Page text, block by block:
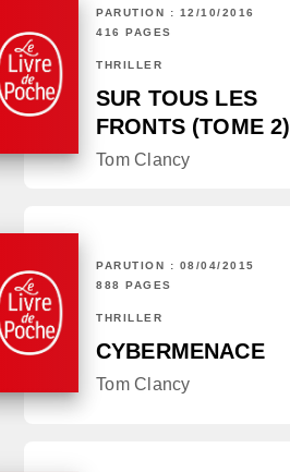
PARUTION : 12/10/2016
416 PAGES
THRILLER
SUR TOUS LES
FRONTS (TOME 2)
Tom Clancy
PARUTION : 08/04/2015
888 PAGES
THRILLER
CYBERMENACE
Tom Clancy